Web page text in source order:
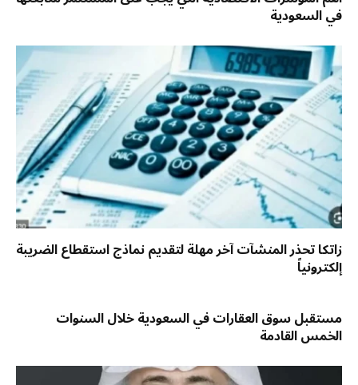
في السعودية
زاتكا تحذر المنشآت آخر مهلة لتقديم نماذج استقطاع الضريبة
إلكترونياً
مستقبل سوق العقارات في السعودية خلال السنوات
الخمس القادمة